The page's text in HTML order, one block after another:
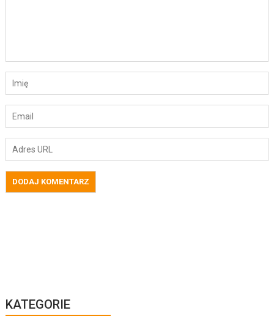
KATEGORIE